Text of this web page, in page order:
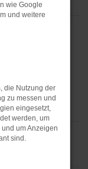
wie Google
und weitere
die Nutzung der
zu messen und
eingesetzt,
werden, um
um Anzeigen
sind.